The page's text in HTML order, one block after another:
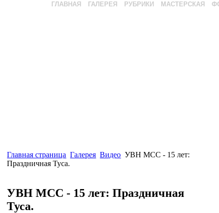
ГЛАВНАЯ ГАЛЕРЕЯ РУБРИКИ МАСТЕРСКАЯ
Главная страница Галерея Видео УВН МСС - 15 лет:
Праздничная Туса.
УВН МСС - 15 лет: Праздничная
Туса.